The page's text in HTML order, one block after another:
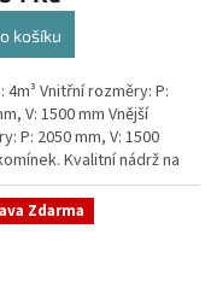
košíku
4m³ Vnitřní rozměry: P:
V: 1500 mm Vnější
P: 2050 mm, V: 1500
Kvalitní nádrž na
pod parkovací
a umístění všech...
Zdarma